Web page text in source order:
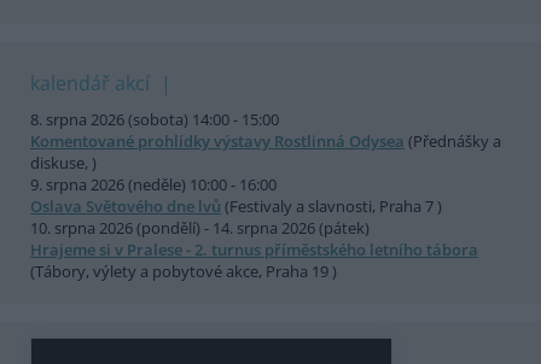
kalendář akcí
8. srpna 2026 (sobota) 14:00 - 15:00
Komentované prohlídky výstavy Rostlinná Odysea (Přednášky a
diskuse, )
9. srpna 2026 (neděle) 10:00 - 16:00
Oslava Světového dne lvů (Festivaly a slavnosti, Praha 7 )
10. srpna 2026 (pondělí) - 14. srpna 2026 (pátek)
Hrajeme si v Pralese - 2. turnus příměstského letního tábora
(Tábory, výlety a pobytové akce, Praha 19 )